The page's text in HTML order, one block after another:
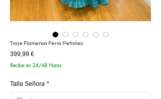
Traje Flamenca Feria Petroleo
399,99 €Precio
Recibe en 24/48 Horas
Talla Señora *